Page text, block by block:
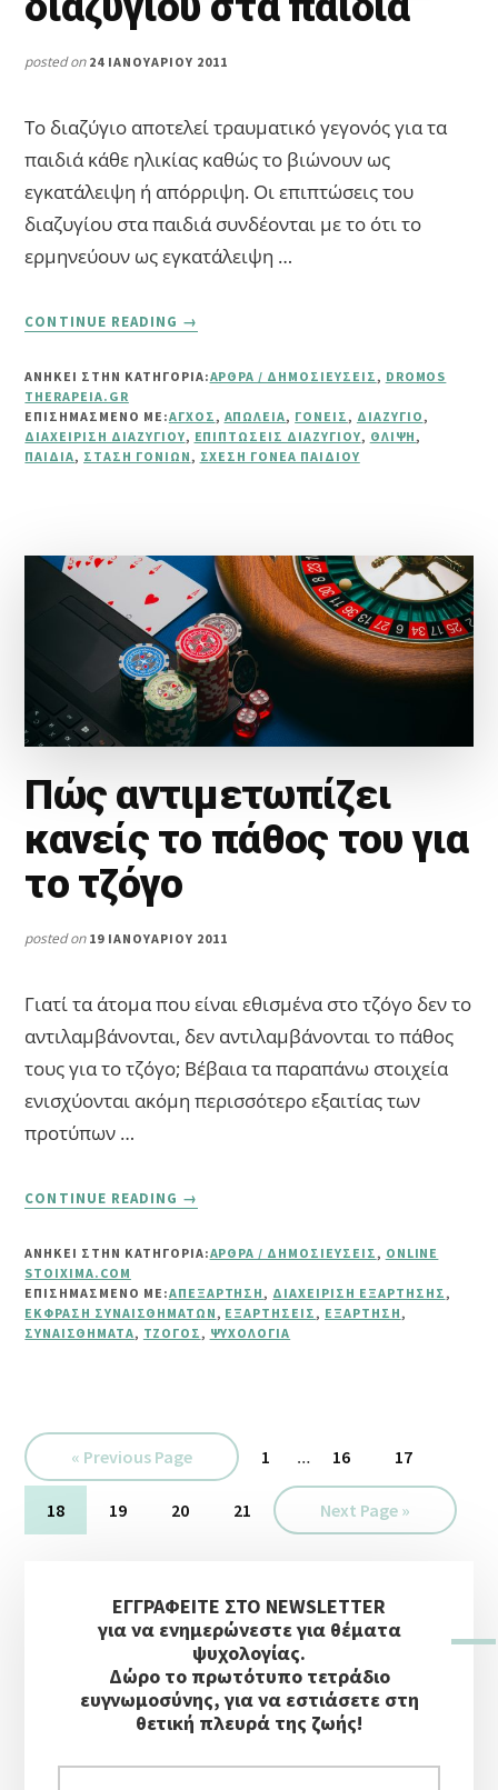
posted on 24 ΙΑΝΟΥΑΡΊΟΥ 2011
Το διαζύγιο αποτελεί τραυματικό γεγονός για τα
παιδιά κάθε ηλικίας καθώς το βιώνουν ως
εγκατάλειψη ή απόρριψη. Οι επιπτώσεις του
διαζυγίου στα παιδιά συνδέονται με το ότι το
ερμηνεύουν ως εγκατάλειψη …
CONTINUE READING
Η
ΤΟΥ
ΔΙΑΖΥΓΊΟΥ
ΣΤΑ
ΠΑΙΔΙΆ
→
ΑΝΗΚΕΙ ΣΤΗΝ ΚΑΤΗΓΟΡΙΑ:ΆΡΘΡΑ / ΔΗΜΟΣΙΕΎΣΕΙΣ, DROMOS
THERAPEIA.GR
ΕΠΙΣΗΜΑΣΜΈΝΟ ΜΕ:ΆΓΧΟΣ, ΑΠΏΛΕΙΑ, ΓΟΝΕΊΣ, ΔΙΑΖΎΓΙΟ,
ΔΙΑΧΕΊΡΙΣΗ ΔΙΑΖΥΓΊΟΥ, ΕΠΙΠΤΏΣΕΙΣ ΔΙΑΖΥΓΊΟΥ, ΘΛΊΨΗ,
ΠΑΙΔΙΆ, ΣΤΆΣΗ ΓΟΝΙΏΝ, ΣΧΈΣΗ ΓΟΝΈΑ ΠΑΙΔΙΟΎ
Πώς αντιμετωπίζει
κανείς το πάθος του για
το τζόγο
posted on 19 ΙΑΝΟΥΑΡΊΟΥ 2011
Γιατί τα άτομα που είναι εθισμένα στο τζόγο δεν το
αντιλαμβάνονται, δεν αντιλαμβάνονται το πάθος
τους για το τζόγο; Βέβαια τα παραπάνω στοιχεία
ενισχύονται ακόμη περισσότερο εξαιτίας των
προτύπων …
CONTINUE READING
ΠΏΣ
ΚΑΝΕΊΣ
ΤΟ
ΠΆΘΟΣ
ΤΟΥ
→
ΑΝΗΚΕΙ ΣΤΗΝ ΚΑΤΗΓΟΡΙΑ:ΆΡΘΡΑ / ΔΗΜΟΣΙΕΎΣΕΙΣ, ONLINE
STOIXIMA.COM
ΕΠΙΣΗΜΑΣΜΈΝΟ ΜΕ:ΑΠΕΞΆΡΤΗΣΗ, ΔΙΑΧΕΊΡΙΣΗ ΕΞΆΡΤΗΣΗΣ,
ΈΚΦΡΑΣΗ ΣΥΝΑΙΣΘΗΜΆΤΩΝ, ΕΞΑΡΤΉΣΕΙΣ, ΕΞΆΡΤΗΣΗ,
ΣΥΝΑΙΣΘΉΜΑΤΑ, ΤΖΌΓΟΣ, ΨΥΧΟΛΟΓΊΑ
« Go
to
Previous Page Σελίδα
1
Interim
omitted
… Σελίδα
16 Σελίδα
17
Σελίδα
18 Σελίδα
19 Σελίδα
20 Σελίδα
21
Go
to
Next Page »
ΠλευρικήΕΓΓΡΑΦΕΙΤΕ ΣΤΟ NEWSLETTER
για να ενημερώνεστε για θέματα
ψυχολογίας.
Δώρο το πρωτότυπο τετράδιο
ευγνωμοσύνης, για να εστιάσετε στη
θετική πλευρά της ζωής!